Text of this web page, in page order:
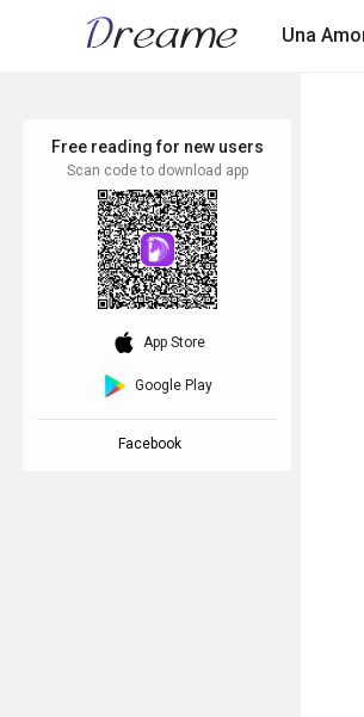
Free reading for new users
Scan code to download app
download_ios App Store
Google Play
Facebook